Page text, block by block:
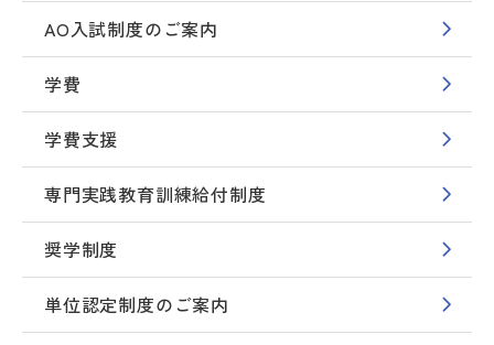
AO入試制度のご案内
学費
学費支援
専門実践教育訓練給付制度
奨学制度
単位認定制度のご案内